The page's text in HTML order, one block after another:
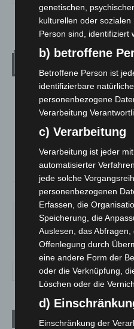
LANGENHAGEN
Mäßig Bewölkt
58%
FR.
25° 26 °
Aktuelle Beiträge
genetischen,
kulturellen oder
Person sind, identifiziert
b) betroffene
Betroffene Person ist
identifizierbare
personenbezogene
Verarbeitung
c) Verarbeitung
Verarbeitung ist jeder
automatisierter
jede solche
personenbezogenen
Erfassen, die
Speicherung, die
Auslesen, das
Offenlegung durch
eine andere Form der
oder die Verknüpfung,
Löschen oder die
d)
Einschränkung der